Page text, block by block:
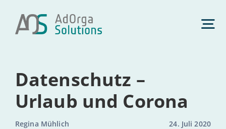
Inhalt
springen
Management­beratung
Daten­schutz –
Urlaub und Corona
Regina Mühlich 24. Juli 2020